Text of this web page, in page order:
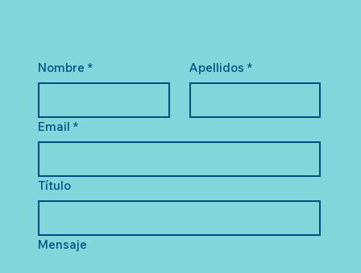
Nombre * Apellidos *
Email *
Título
Mensaje